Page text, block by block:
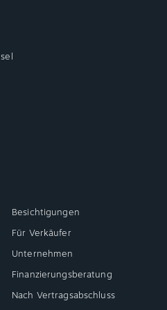
Besichtigungen
Für Verkäufer
Unternehmen
Finanzierungsberatung
Nach Vertragsabschluss